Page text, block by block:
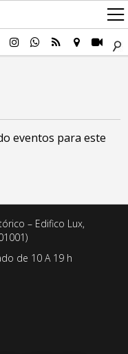
eventos para este
– Edifico Lux,
de 10 A 19 h